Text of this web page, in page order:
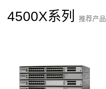
4500X系列 推荐产品